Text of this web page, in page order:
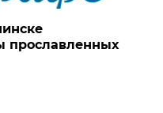
прославленных